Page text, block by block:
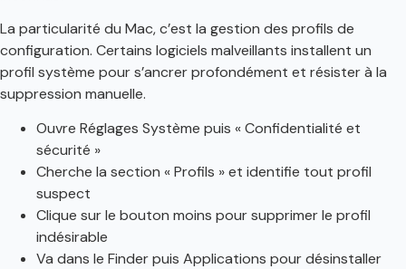
La particularité du Mac, c’est la gestion des profils de
configuration. Certains logiciels malveillants installent un
profil système pour s’ancrer profondément et résister à la
suppression manuelle.
Ouvre Réglages Système puis « Confidentialité et
sécurité »
Cherche la section « Profils » et identifie tout profil
suspect
Clique sur le bouton moins pour supprimer le profil
indésirable
Va dans le Finder puis Applications pour désinstaller